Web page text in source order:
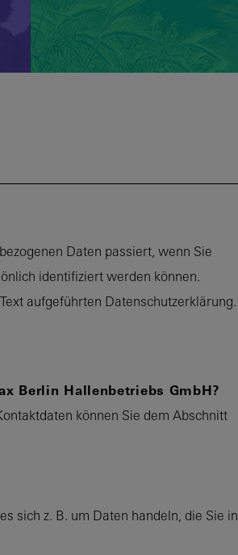
Daten passiert, wenn Sie
identifiziert werden können.
aufgeführten Datenschutzerklärung.
Berlin Hallenbetriebs GmbH?
können Sie dem Abschnitt
sich z. B. um Daten handeln, die Sie in